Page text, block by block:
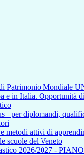
Patrimonio Mondiale
e in Italia. Opportunità
per diplomandi,
metodi attivi di
scuole del Veneto
2026/2027 -